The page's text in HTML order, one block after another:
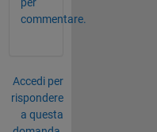
commentare.
Accedi per
rispondere
a questa